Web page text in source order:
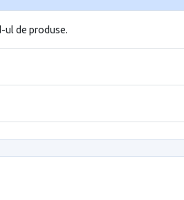
ul de produse.